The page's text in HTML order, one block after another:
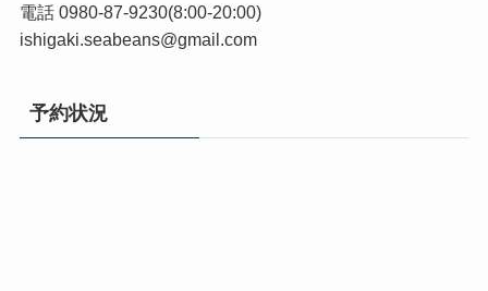
電話 0980-87-9230(8:00-20:00)
ishigaki.seabeans@gmail.com
予約状況